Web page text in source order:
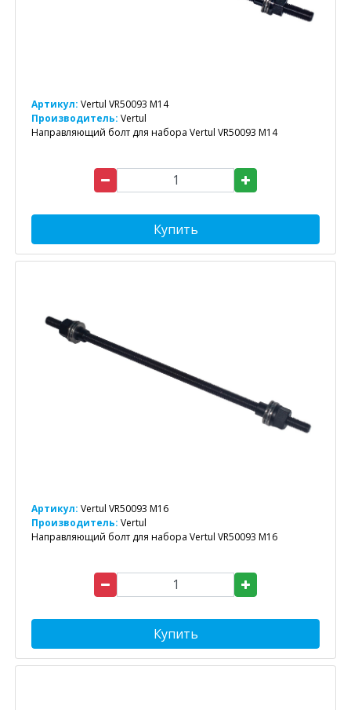
Артикул: Vertul VR50093 M14
Производитель: Vertul
Направляющий болт для набора Vertul VR50093 M14
Купить
Артикул: Vertul VR50093 M16
Производитель: Vertul
Направляющий болт для набора Vertul VR50093 M16
Купить